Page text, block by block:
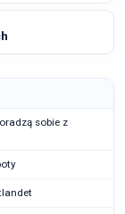
sobie z